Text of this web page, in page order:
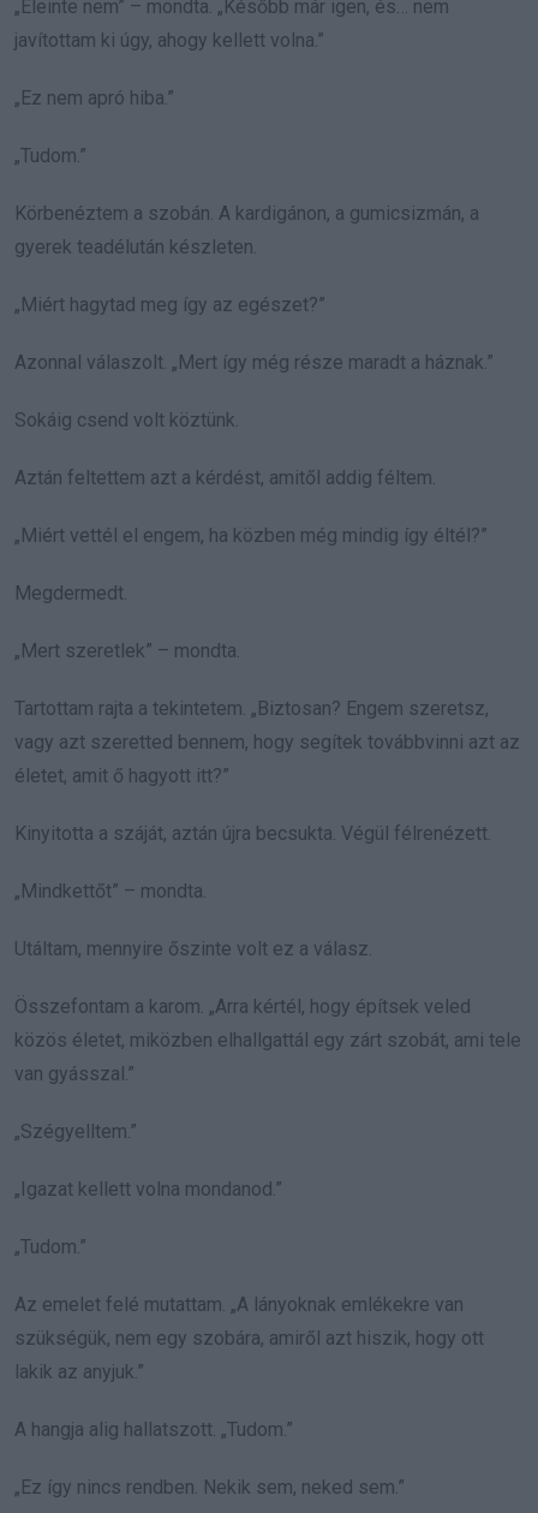
„Eleinte nem” – mondta. „Később már igen, és… nem
javítottam ki úgy, ahogy kellett volna.”
„Ez nem apró hiba.”
„Tudom.”
Körbenéztem a szobán. A kardigánon, a gumicsizmán, a
gyerek teadélután készleten.
„Miért hagytad meg így az egészet?”
Azonnal válaszolt. „Mert így még része maradt a háznak.”
Sokáig csend volt köztünk.
Aztán feltettem azt a kérdést, amitől addig féltem.
„Miért vettél el engem, ha közben még mindig így éltél?”
Megdermedt.
„Mert szeretlek” – mondta.
Tartottam rajta a tekintetem. „Biztosan? Engem szeretsz,
vagy azt szeretted bennem, hogy segítek továbbvinni azt az
életet, amit ő hagyott itt?”
Kinyitotta a száját, aztán újra becsukta. Végül félrenézett.
„Mindkettőt” – mondta.
Utáltam, mennyire őszinte volt ez a válasz.
Összefontam a karom. „Arra kértél, hogy építsek veled
közös életet, miközben elhallgattál egy zárt szobát, ami tele
van gyásszal.”
„Szégyelltem.”
„Igazat kellett volna mondanod.”
„Tudom.”
Az emelet felé mutattam. „A lányoknak emlékekre van
szükségük, nem egy szobára, amiről azt hiszik, hogy ott
lakik az anyjuk.”
A hangja alig hallatszott. „Tudom.”
„Ez így nincs rendben. Nekik sem, neked sem.”